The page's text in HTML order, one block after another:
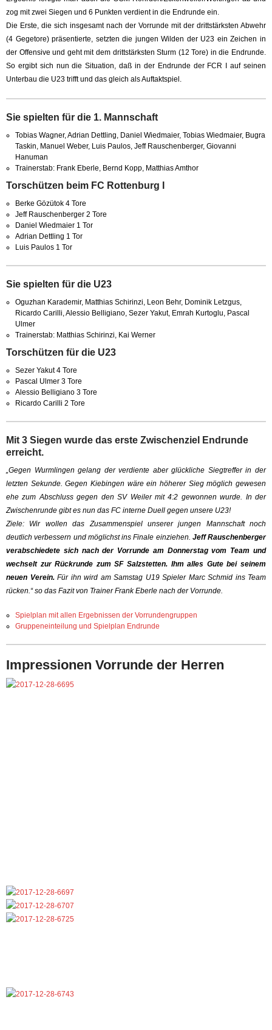
zog mit zwei Siegen und 6 Punkten verdient in die Endrunde ein.
Die Erste, die sich insgesamt nach der Vorrunde mit der drittstärksten Abwehr
(4 Gegetore) präsentierte, setzten die jungen Wilden der U23 ein Zeichen in
der Offensive und geht mit dem drittstärksten Sturm (12 Tore) in die Endrunde.
So ergibt sich nun die Situation, daß in der Endrunde der FCR I auf seinen
Unterbau die U23 trifft und das gleich als Auftaktspiel.
Sie spielten für die 1. Mannschaft
Tobias Wagner, Adrian Dettling, Daniel Wiedmaier, Tobias Wiedmaier, Bugra
Taskin, Manuel Weber, Luis Paulos, Jeff Rauschenberger, Giovanni
Hanuman
Trainerstab: Frank Eberle, Bernd Kopp, Matthias Amthor
Torschützen beim FC Rottenburg I
Berke Gözütok 4 Tore
Jeff Rauschenberger 2 Tore
Daniel Wiedmaier 1 Tor
Adrian Dettling 1 Tor
Luis Paulos 1 Tor
Sie spielten für die U23
Oguzhan Karademir, Matthias Schirinzi, Leon Behr, Dominik Letzgus,
Ricardo Carilli, Alessio Belligiano, Sezer Yakut, Emrah Kurtoglu, Pascal
Ulmer
Trainerstab: Matthias Schirinzi, Kai Werner
Torschützen für die U23
Sezer Yakut 4 Tore
Pascal Ulmer 3 Tore
Alessio Belligiano 3 Tore
Ricardo Carilli 2 Tore
Mit 3 Siegen wurde das erste Zwischenziel Endrunde
erreicht.
„Gegen Wurmlingen gelang der verdiente aber glückliche Siegtreffer in der
letzten Sekunde. Gegen Kiebingen wäre ein höherer Sieg möglich gewesen
ehe zum Abschluss gegen den SV Weiler mit 4:2 gewonnen wurde. In der
Zwischenrunde gibt es nun das FC interne Duell gegen unsere U23!
Ziele: Wir wollen das Zusammenspiel unserer jungen Mannschaft noch
deutlich verbessern und möglichst ins Finale einziehen. Jeff Rauschenberger
verabschiedete sich nach der Vorrunde am Donnerstag vom Team und
wechselt zur Rückrunde zum SF Salzstetten. Ihm alles Gute bei seinem
neuen Verein.Für ihn wird am Samstag U19 Spieler Marc Schmid ins Team
rücken.“ so das Fazit von Trainer Frank Eberle nach der Vorrunde.
Spielplan mit allen Ergebnissen der Vorrundengruppen
Gruppeneinteilung und Spielplan Endrunde
Impressionen Vorrunde der Herren